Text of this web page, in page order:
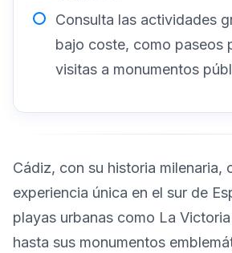
Consulta las actividades
bajo coste, como paseos
visitas a monumentos
Cádiz, con su historia milenaria,
experiencia única en el sur de
playas urbanas como La
hasta sus monumentos